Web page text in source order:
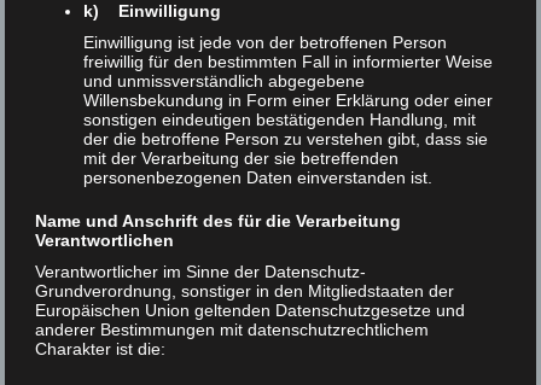
verbindende Erfahrung erleben können.
Das XLAB zählt zu den größten
Schülerlaboren Deutschlands in den MINT-
FächernPhysik, Chemie, Biologie,
Mathematik und Informatik. Als vielfach
ausgezeichneter außerschulischer Lernort
bietet es Schülerinnen und Schülern
praxisnahe Experimentalkurse, vertiefende
Angebote für besonders interessierte
Jugendliche sowie Fortbildungen für
k) Einwilligung
Einwilligung ist jede von der betroffenen Person
freiwillig für den bestimmten Fall in informierter Weise
und unmissverständlich abgegebene
Willensbekundung in Form einer Erklärung oder einer
sonstigen eindeutigen bestätigenden Handlung, mit
der die betroffene Person zu verstehen gibt, dass sie
mit der Verarbeitung der sie betreffenden
personenbezogenen Daten einverstanden ist.
Name und Anschrift des für die Verarbeitung
Verantwortlichen
Verantwortlicher im Sinne der Datenschutz-
Grundverordnung, sonstiger in den Mitgliedstaaten der
Europäischen Union geltenden Datenschutzgesetze und
anderer Bestimmungen mit datenschutzrechtlichem
Charakter ist die: